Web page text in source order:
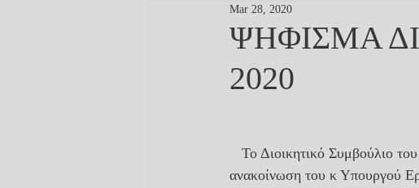
ΨΗΦΙΣΜΑ
2020
Mar 28, 2020
ανακοίνωση του κ Υπουργού